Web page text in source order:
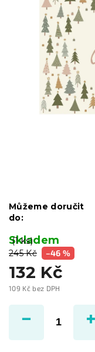
245 Kč –46 %
132 Kč
109 Kč bez DPH
cena:
Skladem
(1 ks)
Můžeme doručit
do: